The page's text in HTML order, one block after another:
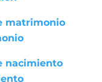
matrimonio
nacimiento